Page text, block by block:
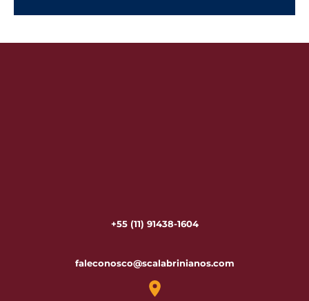
+55 (11) 91438-1604
faleconosco@scalabrinianos.com